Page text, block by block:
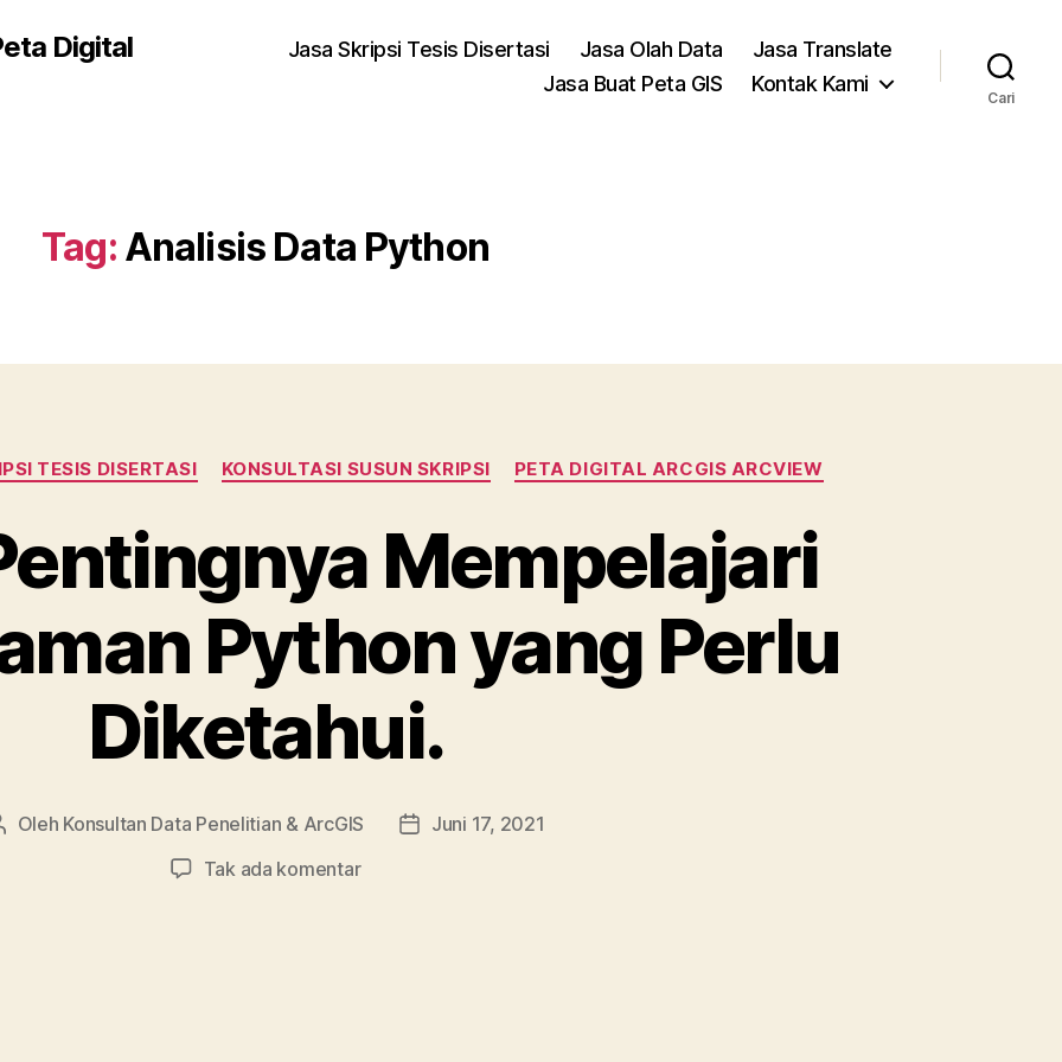
Digital Jasa Skripsi Tesis Disertasi Jasa Olah Data
Jasa Translate
Jasa Buat Peta GIS
Kontak Kami
Cari
Tag: Analisis Data Python
TESIS DISERTASI KONSULTASI SUSUN SKRIPSI PETA DIGITAL ARCGIS ARCVIEW
Mempelajari
Python yang Perlu
Diketahui.
Oleh Konsultan Data Penelitian & ArcGIS
Juni 17, 2021
Tak ada komentar